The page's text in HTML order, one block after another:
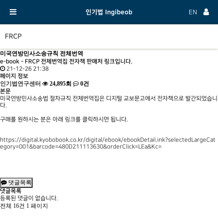
인기법 Ingibeob EN
FRCP
미국연방민사소송규칙 전체번역
e-book - FRCP 전체번역집 전자책 판매처 링크입니다.
21-12-26 21:38
페이지 정보
인기법연구센터 24,895회 0건
본문
미국연방민사소송법 절차규칙 전체번역집은 디지털 교보문고에서 전자책으로 발간되었습니
다.
구매를 원하시는 분은 아래 링크를 클릭하시면 됩니다.
https://digital.kyobobook.co.kr/digital/ebook/ebookDetail.ink?selectedLargeCat
egory=001&barcode=480D211113630&orderClick=LEa&Kc=
댓글목록
댓글목록
등록된 댓글이 없습니다.
전체 16건 1 페이지